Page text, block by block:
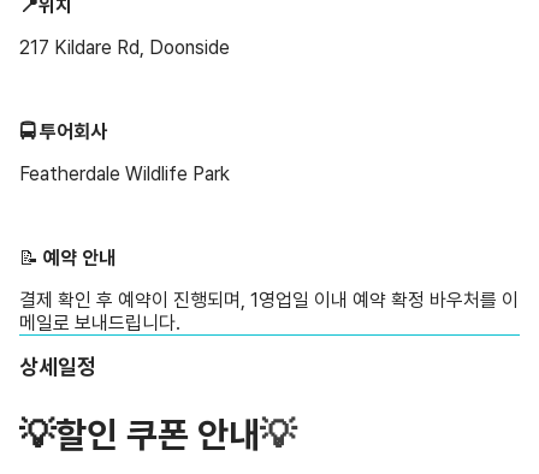
📍위치
217 Kildare Rd, Doonside
🚍 투어회사
Featherdale Wildlife Park
📝 ️ 예약 안내
결제 확인 후 예약이 진행되며, 1영업일 이내 예약 확정 바우처를 이
메일로 보내드립니다.
상세일정
💡할인 쿠폰 안내💡